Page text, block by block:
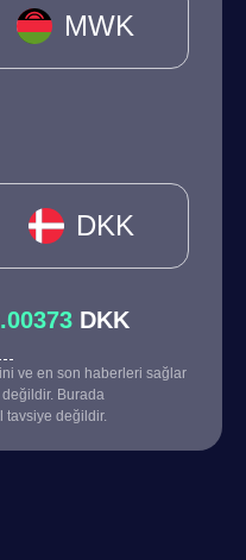
MWK
DKK
DKK
ve en son haberleri sağlar
değildir. Burada
tavsiye değildir.